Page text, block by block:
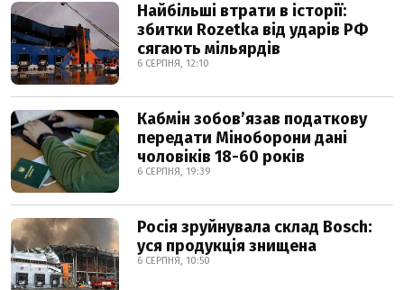
Найбільші втрати в історії:
збитки Rozetka від ударів РФ
сягають мільярдів
6 СЕРПНЯ, 12:10
Кабмін зобовʼязав податкову
передати Міноборони дані
чоловіків 18-60 років
6 СЕРПНЯ, 19:39
Росія зруйнувала склад Bosch:
уся продукція знищена
6 СЕРПНЯ, 10:50